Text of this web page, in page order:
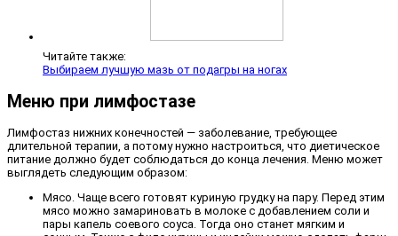
Читайте также:
Выбираем лучшую мазь от подагры на ногах
Меню при лимфостазе
Лимфостаз нижних конечностей — заболевание, требующее
длительной терапии, а потому нужно настроиться, что диетическое
питание должно будет соблюдаться до конца лечения. Меню может
выглядеть следующим образом:
Мясо. Чаще всего готовят куриную грудку на пару. Перед этим
мясо можно замариновать в молоке с добавлением соли и
пары капель соевого соуса. Тогда оно станет мягким и